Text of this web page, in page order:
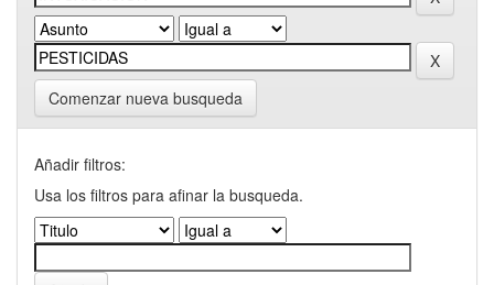
Comenzar nueva busqueda
Añadir filtros:
Usa los filtros para afinar la busqueda.